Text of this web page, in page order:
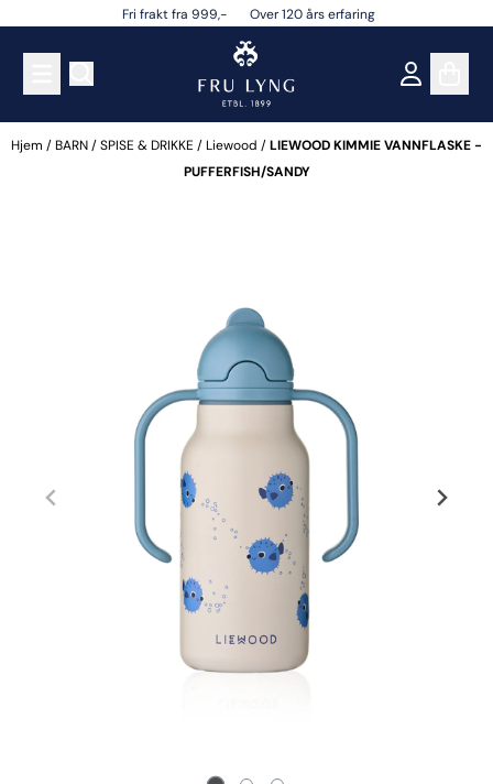
Hopp til innholdFri frakt fra 999,- Over 120 års erfaring
Hjem /BARN/SPISE & DRIKKE /Liewood /LIEWOOD KIMMIE VANNFLASKE -
PUFFERFISH/SANDY